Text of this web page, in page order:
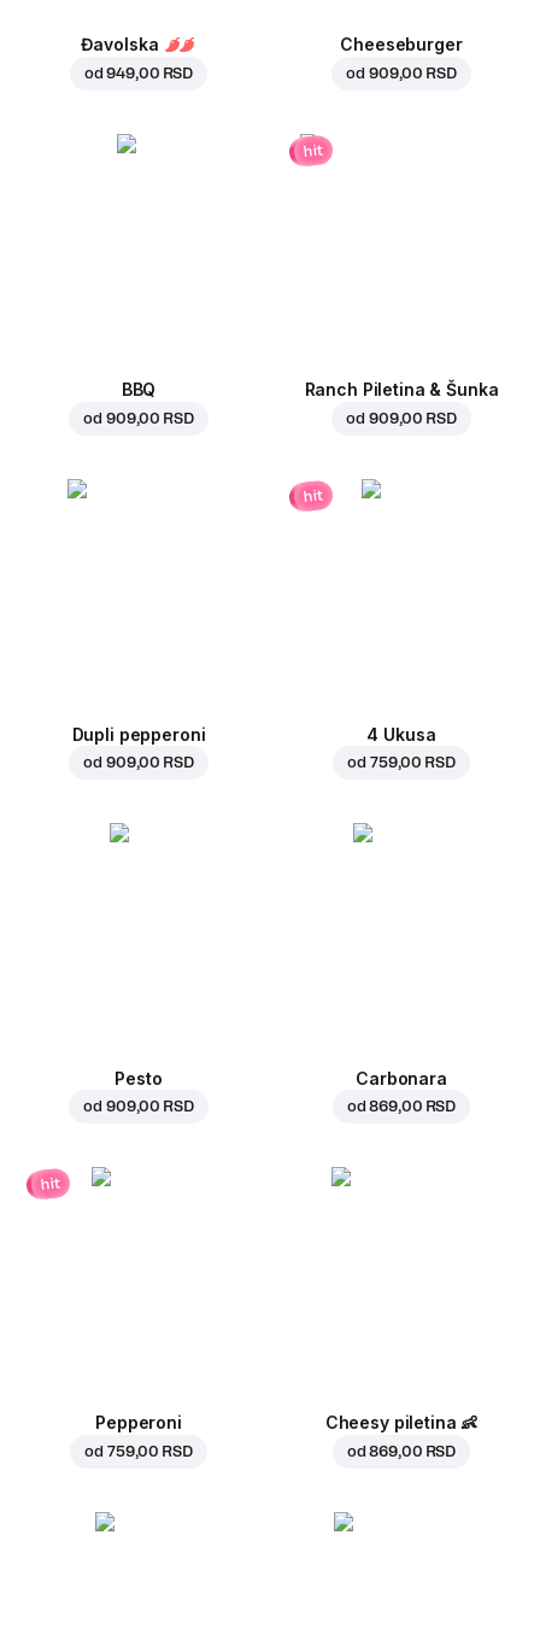
Đavolska
od949,00 RSD
Cheeseburger
od 909,00 RSD
BBQ
od 909,00 RSD
hit
Ranch Piletina & Šunka
od 909,00 RSD
Dupli pepperoni
od 909,00 RSD
hit
4 Ukusa
od 759,00 RSD
Pesto
od 909,00 RSD
Carbonara
od869,00 RSD
hit
Pepperoni
od 759,00 RSD
Cheesy piletina 👶
od869,00 RSD